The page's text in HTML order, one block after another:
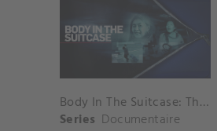
Body In The Suitcase: The Murder of Deborah Chong
Series Documentaire